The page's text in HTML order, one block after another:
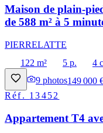
Maison de plain-
de 588 m² à 5
PIERRELATTE
122 m²
5 p. 4
9 photos149 000
Réf. 13452
Appartement T4